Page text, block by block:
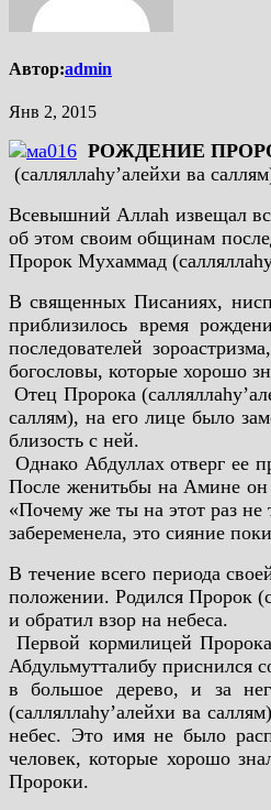
Автор:admin
Янв 2, 2015
РОЖДЕНИЕ
(салляллаhу’алейхи ва
Всевышний Аллаh извещал
об этом своим общинам
Пророк Мухаммад
В священных Писаниях,
приблизилось время
последователей
богословы, которые хорошо
Отец Пророка
саллям), на его лице было
близость с ней.
Однако Абдуллах отверг ее
После женитьбы на Амине он
«Почему же ты на этот раз не
забеременела, это сияние
В течение всего периода
положении. Родился Пророк
и обратил взор на небеса.
Первой кормилицей
Абдульмутталибу приснился
в большое дерево, и за
(салляллаhу’алейхи ва
небес. Это имя не было
человек, которые хорошо
Пророки.